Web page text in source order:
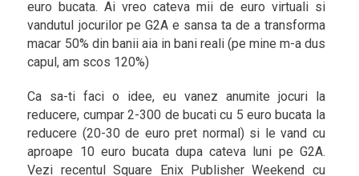
euro bucata. Ai vreo cateva mii de euro virtuali si
vandutul jocurilor pe G2A e sansa ta de a transforma
macar 50% din banii aia in bani reali (pe mine m-a dus
capul, am scos 120%)
Ca sa-ti faci o idee, eu vanez anumite jocuri la
reducere, cumpar 2-300 de bucati cu 5 euro bucata la
reducere (20-30 de euro pret normal) si le vand cu
aproape 10 euro bucata dupa cateva luni pe G2A.
Vezi recentul Square Enix Publisher Weekend cu